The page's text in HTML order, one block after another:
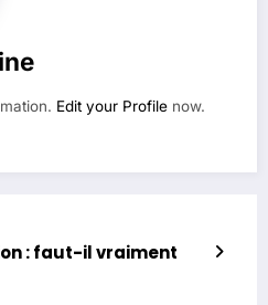
Edit your Profile now.
: faut-il vraiment